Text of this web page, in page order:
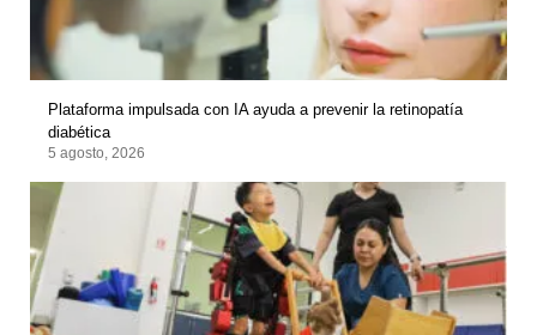
Plataforma impulsada con IA ayuda a prevenir la retinopatía
diabética
5 agosto, 2026